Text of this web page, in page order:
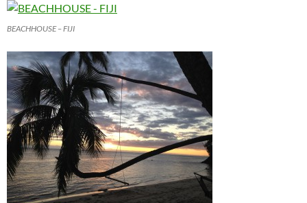
BEACHHOUSE – FIJI